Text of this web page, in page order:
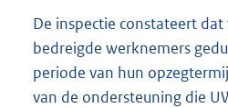
De inspectie constateert
bedreigde werknemers
periode van hun
van de ondersteuning die